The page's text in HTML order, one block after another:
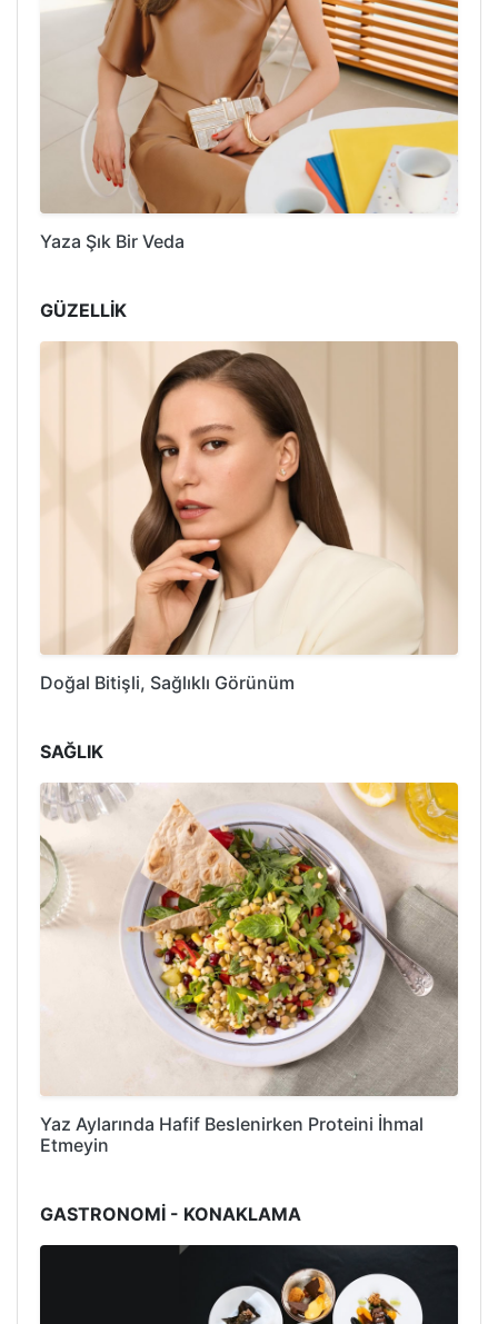
Yaza Şık Bir Veda
GÜZELLİK
Doğal Bitişli, Sağlıklı Görünüm
SAĞLIK
Yaz Aylarında Hafif Beslenirken Proteini İhmal
Etmeyin
GASTRONOMİ - KONAKLAMA